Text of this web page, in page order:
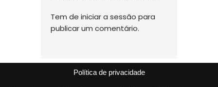
Tem de iniciar a sessão para
publicar um comentário.
Política de privacidade